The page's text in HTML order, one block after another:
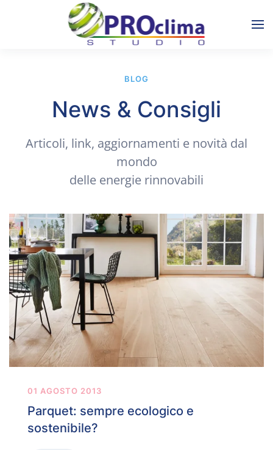
BLOG
News & Consigli
Articoli, link, aggiornamenti e novità dal
mondo
delle energie rinnovabili
01 AGOSTO 2013
Parquet: sempre ecologico e
sostenibile?